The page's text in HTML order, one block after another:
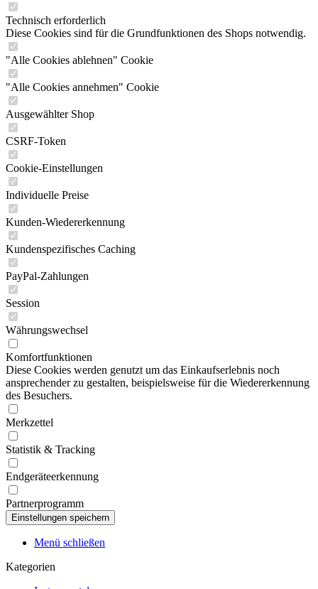
Technisch erforderlich
Diese Cookies sind für die Grundfunktionen des Shops notwendig.
"Alle Cookies ablehnen" Cookie
"Alle Cookies annehmen" Cookie
Ausgewählter Shop
CSRF-Token
Cookie-Einstellungen
Individuelle Preise
Kunden-Wiedererkennung
Kundenspezifisches Caching
PayPal-Zahlungen
Session
Währungswechsel
Komfortfunktionen
Diese Cookies werden genutzt um das Einkaufserlebnis noch
ansprechender zu gestalten, beispielsweise für die Wiedererkennung
des Besuchers.
Merkzettel
Statistik & Tracking
Endgeräteerkennung
Partnerprogramm
Menü schließen
Kategorien